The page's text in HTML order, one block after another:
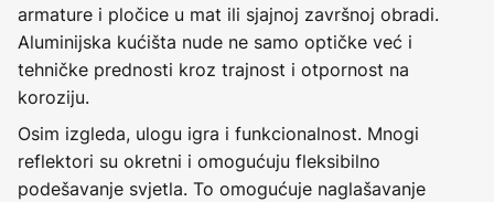
armature i pločice u mat ili sjajnoj završnoj obradi.
Aluminijska kućišta nude ne samo optičke već i
tehničke prednosti kroz trajnost i otpornost na
koroziju.
Osim izgleda, ulogu igra i funkcionalnost. Mnogi
reflektori su okretni i omogućuju fleksibilno
podešavanje svjetla. To omogućuje naglašavanje